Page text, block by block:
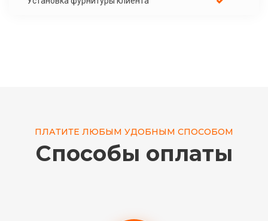
ПЛАТИТЕ ЛЮБЫМ УДОБНЫМ СПОСОБОМ
Способы оплаты